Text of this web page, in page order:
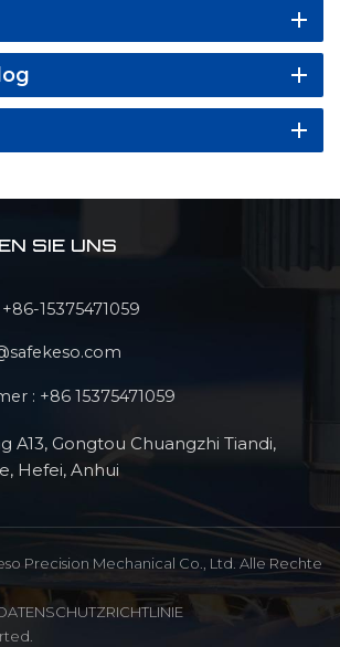
SIE UNS
+86-15375471059
: +86 15375471059
A13, Gongtou Chuangzhi Tiandi,
Hefei, Anhui
Precision Mechanical Co., Ltd. Alle Rechte